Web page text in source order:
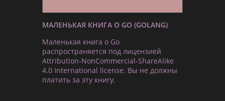
МАЛЕНЬКАЯ КНИГА О GO (GOLANG)
Маленькая книга о Go
распространяется под лицензией
Attribution-NonCommercial-ShareAlike
4.0 International license. Вы не должны
платить за эту книгу.